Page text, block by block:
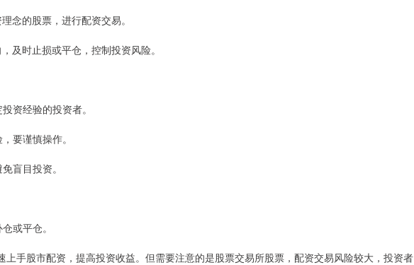
念的股票，进行配资交易。
及时止损或平仓，控制投资风险。
资经验的投资者。
要谨慎操作。
盲目投资。
或平仓。
上手股市配资，提高投资收益。但需要注意的是股票交易所股票，配资交易风险较大，投资者